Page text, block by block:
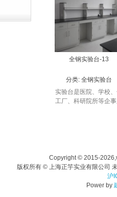
验台、边实验台、转
台；按照材质分...
全钢实验台-13
分类: 全钢实验台
实验台是医院、学校
工厂、科研院所等企
Copyright © 2015-
版权所有 © 上海正竽实业有限公司
沪
Power by